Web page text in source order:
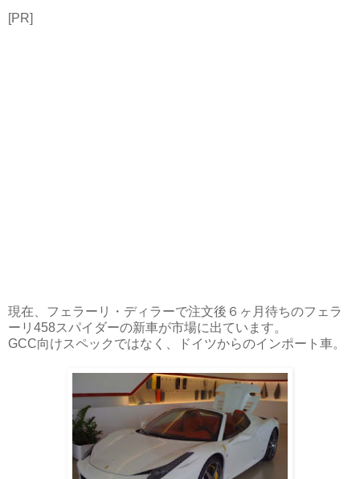
[PR]
現在、フェラーリ・ディラーで注文後６ヶ月待ちのフェラ
ーリ458スパイダーの新車が市場に出ています。
GCC向けスペックではなく、ドイツからのインポート車。